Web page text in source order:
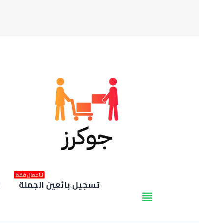
view_headline
تسجيل بائعين الجملة
للأعمال فقط